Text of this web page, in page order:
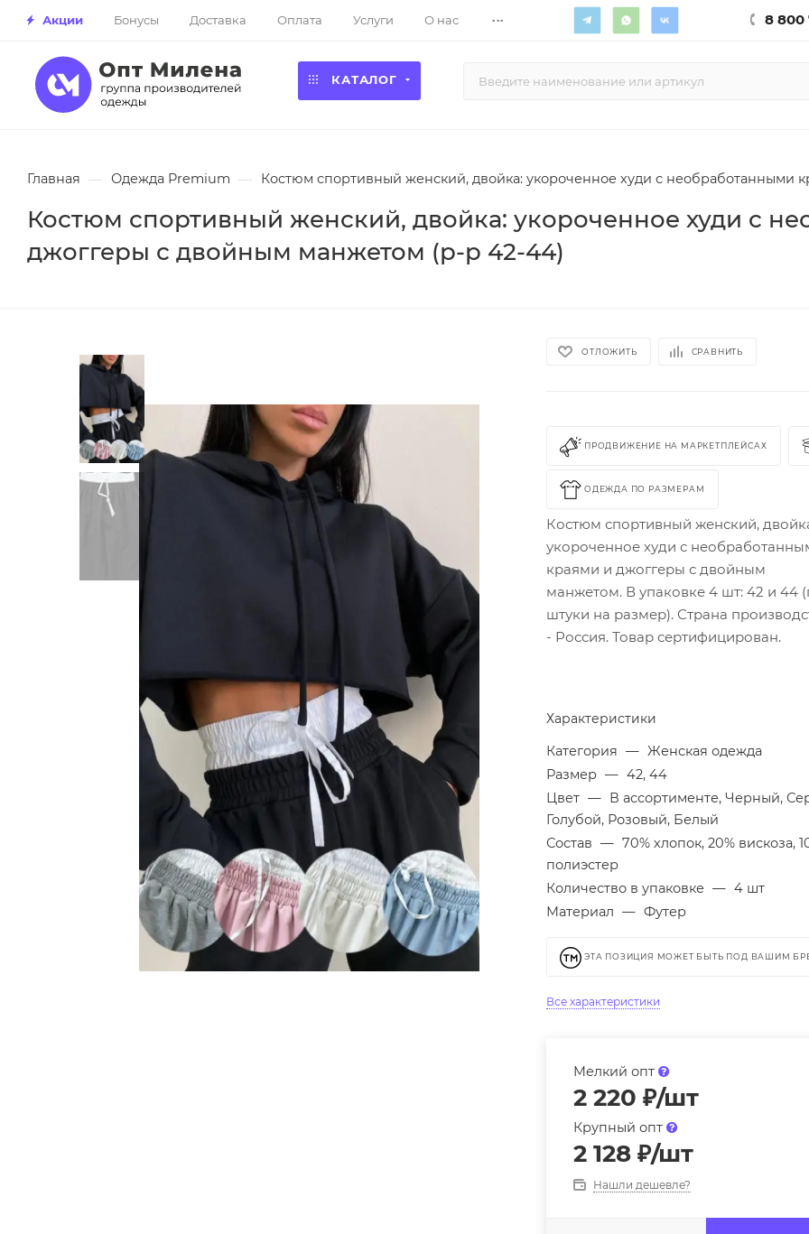
Акции Бонусы Доставка Оплата Услуги О нас ... 8 800
КАТАЛОГ
Главная — Одежда Premium — Костюм спортивный женский, двойка: укороченное худи с
Костюм спортивный женский, двойка: укороченное худи с
джоггеры с двойным манжетом (р-р 42-44)
ОТЛОЖИТЬ СРАВНИТЬ
ПРОДВИЖЕНИЕ НА МАРКЕТПЛЕЙСАХ
ОДЕЖДА ПО РАЗМЕРАМ
Костюм спортивный женский,
укороченное худи с
краями и джоггеры с двойным
манжетом. В упаковке 4 шт: 42 и 44
штуки на размер). Страна
- Россия. Товар сертифицирован.
Характеристики
Категория — Женская одежда
Размер — 42, 44
Цвет — В ассортименте, Черный,
Голубой, Розовый, Белый
Состав — 70% хлопок, 20% вискоза,
полиэстер
Количество в упаковке — 4 шт
Материал — Футер
ЭТА ПОЗИЦИЯ МОЖЕТ БЫТЬ ПОД ВАШИМ
Все характеристики
Мелкий опт
2 220 ₽/шт
Крупный опт
2 128 ₽/шт
Нашли дешевле?